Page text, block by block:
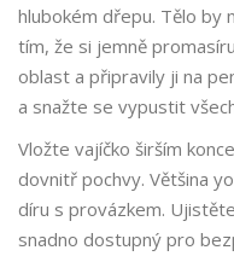
hlubokém dřepu. Tělo by
tím, že si jemně
oblast a připravily ji na
a snažte se vypustit
Vložte vajíčko širším
dovnitř pochvy. Většina
díru s provázkem.
snadno dostupný pro